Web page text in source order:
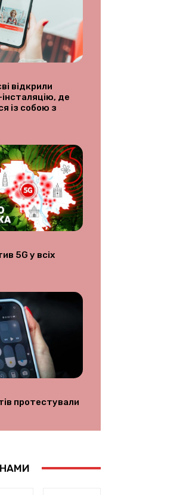
відкрили
де
із собою з
5G у всіх
протестували